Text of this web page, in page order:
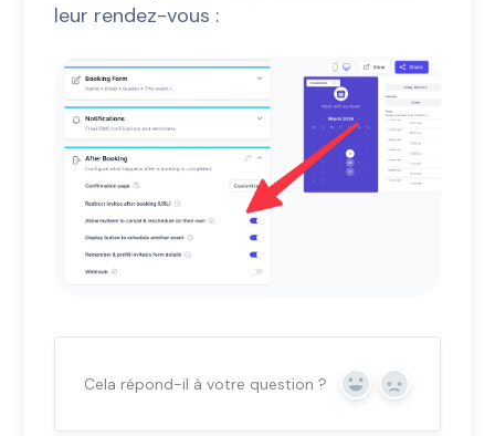
leur rendez-vous :
Cela répond-il à votre question ? Oui Non